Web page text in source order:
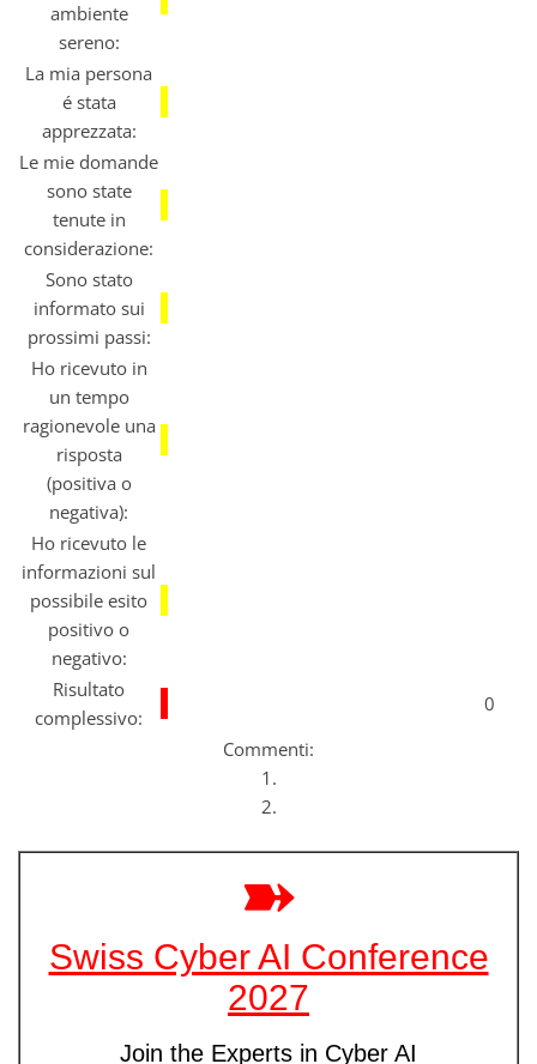
ambiente
sereno:
La mia persona
é stata
apprezzata:
Le mie domande
sono state
tenute in
considerazione:
Sono stato
informato sui
prossimi passi:
Ho ricevuto in
un tempo
ragionevole una
risposta
(positiva o
negativa):
Ho ricevuto le
informazioni sul
possibile esito
positivo o
negativo:
Risultato
complessivo:
0
Commenti:
1.
2.